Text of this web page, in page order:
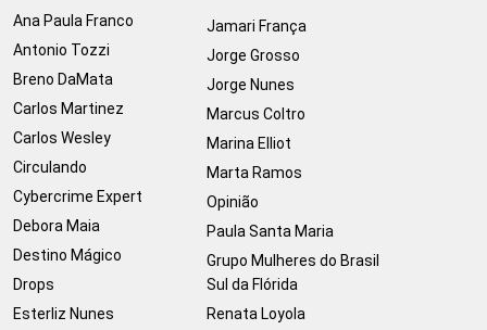
Ana Paula Franco
Antonio Tozzi
Breno DaMata
Carlos Martinez
Carlos Wesley
Circulando
Cybercrime Expert
Debora Maia
Destino Mágico
Drops
Esterliz Nunes
Jamari França
Jorge Grosso
Jorge Nunes
Marcus Coltro
Marina Elliot
Marta Ramos
Opinião
Paula Santa Maria
Grupo Mulheres do Brasil
Sul da Flórida
Renata Loyola